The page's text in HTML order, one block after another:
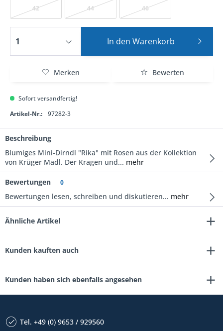
42 44 46
In den Warenkorb
Merken Bewerten
Sofort versandfertig!
Artikel-Nr.:
97282-3
Beschreibung
Blumiges Mini-Dirndl "Rika" mit Rosen aus der Kollektion
von Krüger Madl. Der Kragen und... mehr
Bewertungen 0
Bewertungen lesen, schreiben und diskutieren... mehr
Ähnliche Artikel
Kunden kauften auch
Kunden haben sich ebenfalls angesehen
Tel. +49 (0) 9653 / 929560